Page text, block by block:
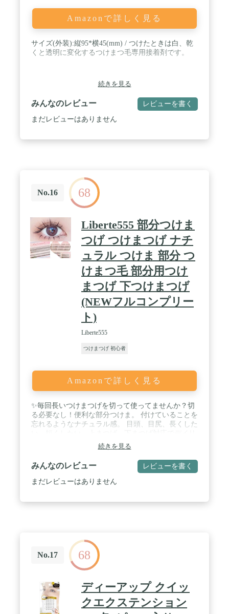
Amazonで詳しく見る
サイズ(外装):縦95*横45(mm) / つけたときは白、乾
くと透明に変化するつけまつ毛専用接着剤です。
続きを見る
みんなのレビュー レビューを書く
まだレビューはありません
No.16 68
Liberte555 部分つけま
つげ つけまつげ ナチ
ュラル つけま 部分 つ
けまつ毛 部分用つけ
まつげ 下つけまつげ
(NEWフルコンプリー
ト)
Liberte555
つけまつげ 初心者
Amazonで詳しく見る
✨毎回長いつけまつげを切って使ってませんか？切
る必要なし！便利な部分つけま。 付けていることを
忘れるようなナチュラル感。 目頭、目尻、長くした
ーメイクおすすめミリ数 / ✨NEWフルコンプリート
バージョン遂に登場！下まつげ、上まつげ10㎜、11
㎜、フェアリー9㎜、10㎜のフルセット♪ / ✨部分つ
けまとは？=韓国アイドル風ポイントつけまつげの
こと 韓国アイドルみたいに軽い感じで目元を可愛く
続きを見る
みんなのレビュー レビューを書く
まだレビューはありません
No.17 68
ディーアップ クイッ
クエクステンション